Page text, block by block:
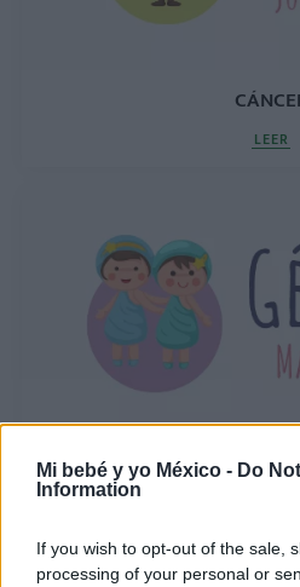
Mi bebé y yo México - Do
Information
If you wish to opt-out of the sale,
processing of your personal or
LEER